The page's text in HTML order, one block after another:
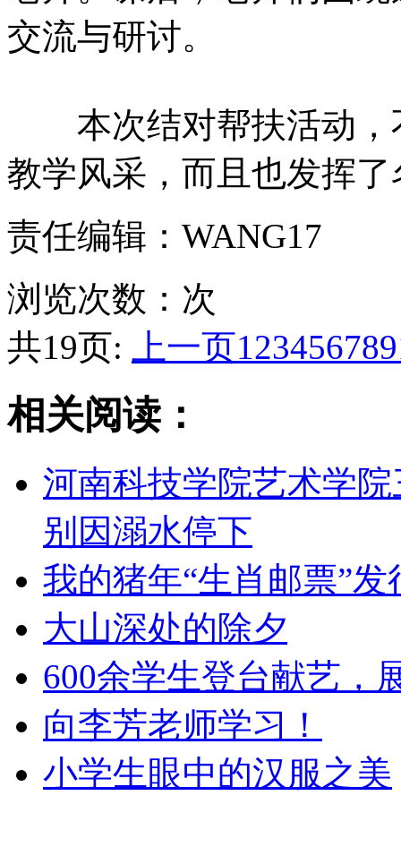
交流与研讨。
本次结对帮扶活动，
教学风采，而且也发挥
责任编辑：WANG17
浏览次数： 次
共19页:
上一页123456789
相关阅读：
河南科技学院艺术学
别因溺水停下
我的猪年“生肖邮票”发
大山深处的除夕
600余学生登台献艺，
向李芳老师学习！
小学生眼中的汉服之美